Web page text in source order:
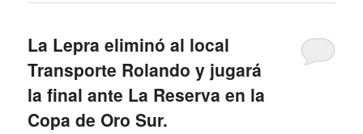
La Lepra eliminó al local
Transporte Rolando y jugará
la final ante La Reserva en la
Copa de Oro Sur.